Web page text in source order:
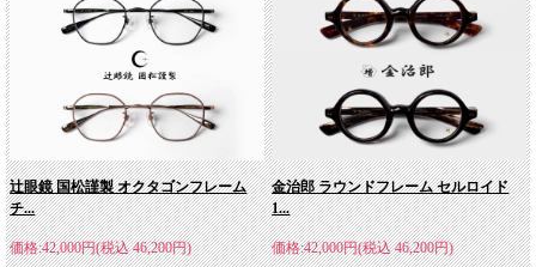
辻眼鏡 国松謹製 オクタゴンフレーム
チ...
価格:42,000円(税込 46,200円)
金治郎 ラウンドフレーム セルロイド
1...
価格:42,000円(税込 46,200円)